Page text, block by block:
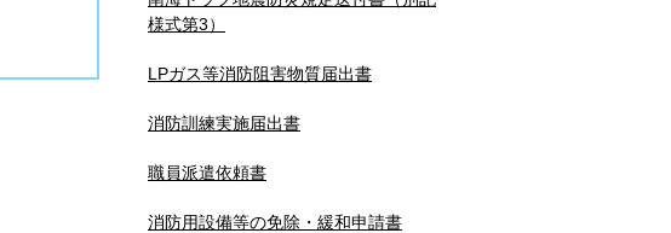
様式第3）
LPガス等消防阻害物質届出書
消防訓練実施届出書
職員派遣依頼書
消防用設備等の免除・緩和申請書